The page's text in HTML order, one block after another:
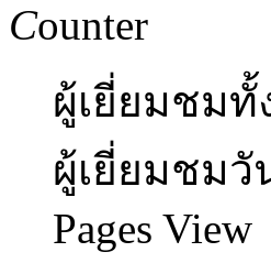
Counter
ผู้เยี่ยมชมทั้
ผู้เยี่ยมชมวั
Pages View